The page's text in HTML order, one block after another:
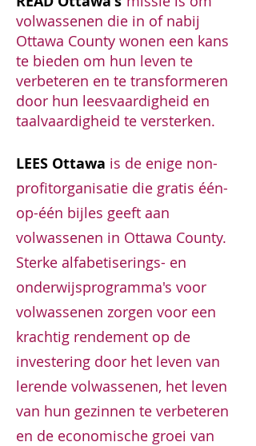
volwassenen die in of nabij
Ottawa County wonen een kans
te bieden om hun leven te
verbeteren en te transformeren
door hun leesvaardigheid en
taalvaardigheid te versterken.
LEES Ottawa is de enige non-
profitorganisatie die gratis één-
op-één bijles geeft aan
volwassenen in Ottawa County.
Sterke alfabetiserings- en
onderwijsprogramma's voor
volwassenen zorgen voor een
krachtig rendement op de
investering door het leven van
lerende volwassenen, het leven
van hun gezinnen te verbeteren
en de economische groei van